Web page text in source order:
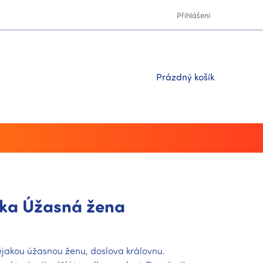
Přihlášení
Nákupní
Prázdný košík
Úžasná žena
úžasnou ženu, doslova královnu.